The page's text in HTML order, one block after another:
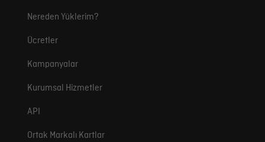
Nereden Yüklerim?
Ücretler
Kampanyalar
Kurumsal Hizmetler
API
Ortak Markalı Kartlar